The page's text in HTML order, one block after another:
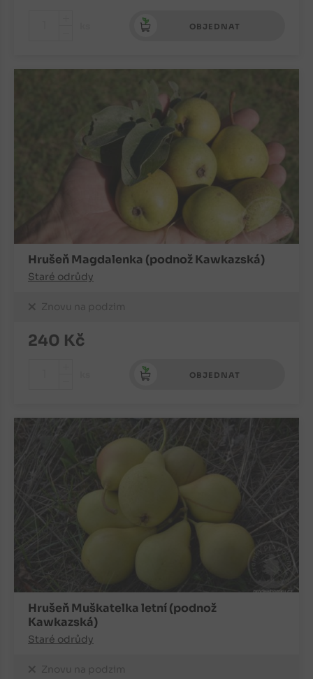
OBJEDNAT
Hrušeň Magdalenka (podnož Kawkazská)
Staré odrůdy
Znovu na podzim
240 Kč
OBJEDNAT
Hrušeň Muškatelka letní (podnož
Kawkazská)
Staré odrůdy
Znovu na podzim